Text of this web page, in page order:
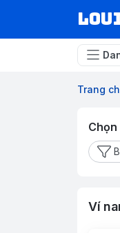
Trang
Ví